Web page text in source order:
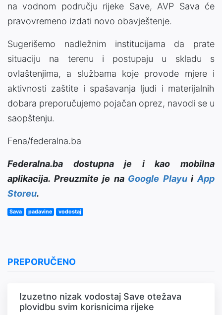
na vodnom području rijeke Save, AVP Sava će
pravovremeno izdati novo obavještenje.
Sugerišemo nadležnim institucijama da prate
situaciju na terenu i postupaju u skladu s
ovlaštenjima, a službama koje provode mjere i
aktivnosti zaštite i spašavanja ljudi i materijalnih
dobara preporučujemo pojačan oprez, navodi se u
saopštenju.
Fena/federalna.ba
Federalna.ba dostupna je i kao mobilna
aplikacija. Preuzmite je na Google PlayuiApp
Storeu.
Sava padavine vodostaj
PREPORUČENO
Izuzetno nizak vodostaj Save otežava
plovidbu svim korisnicima rijeke